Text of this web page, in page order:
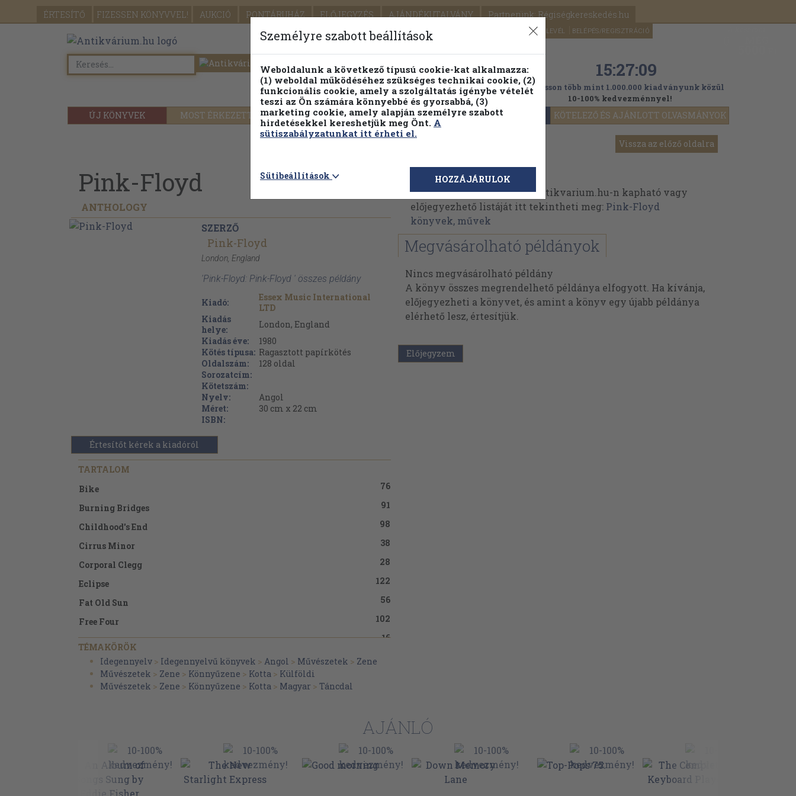
ÉRTESÍTŐ FIZESSEN KÖNYVVEL! AUKCIÓ PONTÁRUHÁZ ELŐJEGYZÉS AJÁNDÉKUTALVÁNY Partnerünk: Régiségkereskedés.hu
SEGÍTSÉG HÍRLEVÉL BELÉPÉS/REGISZTRÁCIÓ
ÚJ KÖNYVEK MOST ÉRKEZETT PILLANATNYI ÁRAINK FENNTARTHATÓ OLVASMÁNYOK KÖTELEZŐ ÉS AJÁNLOTT OLVASMÁNYOK
Részletes kereső Témaköri fa 15:27:09
Válogasson több mint 1.000.000 kiadványunk közül
10-100% kedvezménnyel!
Vissza az előző oldalra
Pink-Floyd
ANTHOLOGY
SZERZŐ
Pink-Floyd
London, England
'Pink-Floyd: Pink-Floyd ' összes példány
Kiadó:
Essex Music International
LTD
Kiadás
helye:
London, England
Kiadás éve:
1980
Kötés típusa: Ragasztott papírkötés
Oldalszám:
128 oldal
Sorozatcím:
Kötetszám:
Nyelv:
Angol
Méret:
30 cm x 22 cm
ISBN:
Értesítőt kérek a kiadóról
TARTALOM
Bike
76
Burning Bridges
91
Childhood's End
98
Cirrus Minor
38
Corporal Clegg
28
Eclipse
122
Fat Old Sun
56
Free Four
102
The Gnome
16
The Gold It's In The....
Grantchester Meadows If
24
Matilda Mother
8
Money
126
The Nile Song
TÉMAKÖRÖK
Idegennyelv > Idegennyelvű könyvek > Angol > Művészetek > Zene
Művészetek > Zene > Könnyűzene > Kotta > Külföldi
Művészetek > Zene > Könnyűzene > Kotta > Magyar > Táncdal
Pink-Floyd
Pink-Floyd műveinek az Antikvarium.hu-n kapható vagy
előjegyezhető listáját itt tekintheti meg: Pink-Floyd
könyvek, művek
Megvásárolható példányok
Nincs megvásárolható példány
A könyv összes megrendelhető példánya elfogyott. Ha kívánja,
előjegyezheti a könyvet, és amint a könyv egy újabb példánya
elérhető lesz, értesítjük.
Előjegyzem
AJÁNLÓ
Személyre szabott beállítások
Weboldalunk a következő típusú cookie-kat alkalmazza:
(1) weboldal működéséhez szükséges technikai cookie, (2)
funkcionális cookie, amely a szolgáltatás igénybe vételét
teszi az Ön számára könnyebbé és gyorsabbá, (3)
marketing cookie, amely alapján személyre szabott
hirdetésekkel kereshetjük meg Önt. A
sütiszabályzatunkat itt érheti el.
Sütibeállítások HOZZÁJÁRULOK